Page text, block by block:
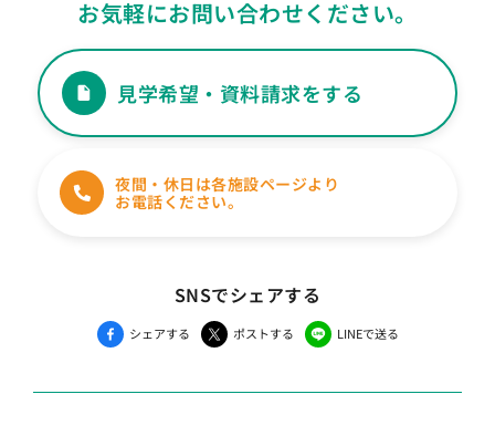
お気軽にお問い合わせください。
見学希望・資料請求をする
夜間・休日は各施設ページより
お電話ください。
SNSでシェアする
シェアする ポストする LINEで送る